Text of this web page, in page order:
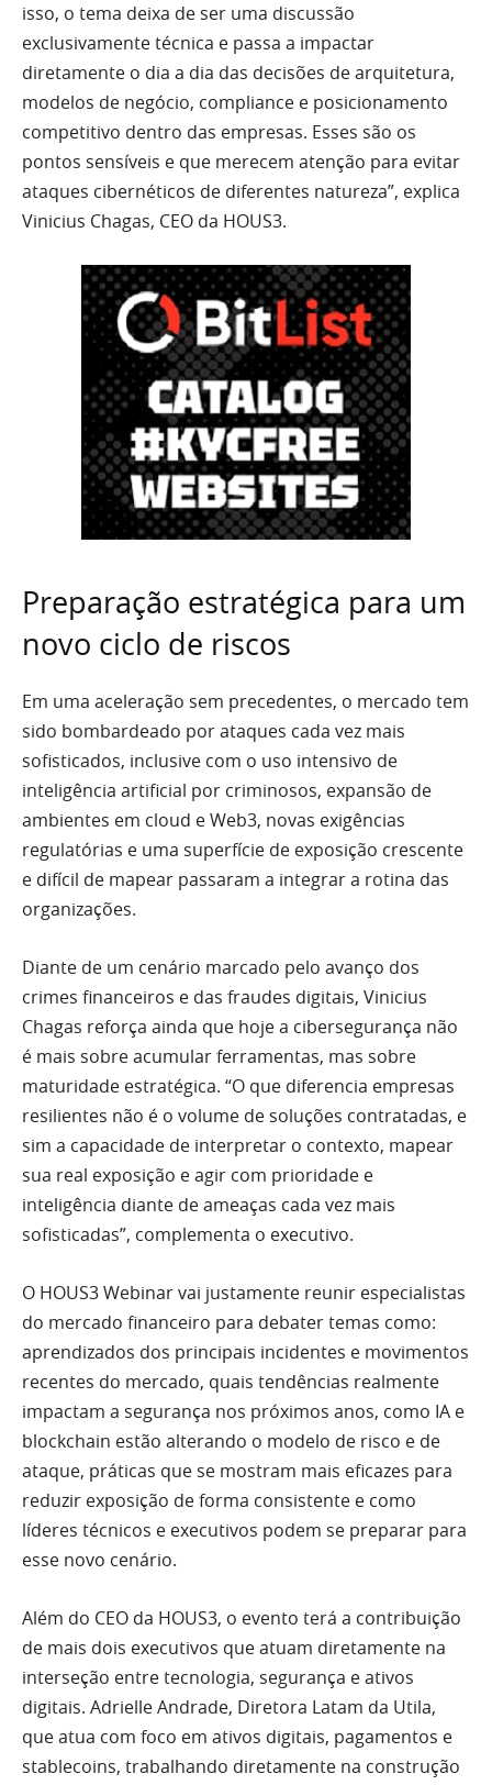
isso, o tema deixa de ser uma discussão
exclusivamente técnica e passa a impactar
diretamente o dia a dia das decisões de arquitetura,
modelos de negócio, compliance e posicionamento
competitivo dentro das empresas. Esses são os
pontos sensíveis e que merecem atenção para evitar
ataques cibernéticos de diferentes natureza”, explica
Vinicius Chagas, CEO da HOUS3.
Preparação estratégica para um
novo ciclo de riscos
Em uma aceleração sem precedentes, o mercado tem
sido bombardeado por ataques cada vez mais
sofisticados, inclusive com o uso intensivo de
inteligência artificial por criminosos, expansão de
ambientes em cloud e Web3, novas exigências
regulatórias e uma superfície de exposição crescente
e difícil de mapear passaram a integrar a rotina das
organizações.
Diante de um cenário marcado pelo avanço dos
crimes financeiros e das fraudes digitais, Vinicius
Chagas reforça ainda que hoje a cibersegurança não
é mais sobre acumular ferramentas, mas sobre
maturidade estratégica. “O que diferencia empresas
resilientes não é o volume de soluções contratadas, e
sim a capacidade de interpretar o contexto, mapear
sua real exposição e agir com prioridade e
inteligência diante de ameaças cada vez mais
sofisticadas”, complementa o executivo.
O HOUS3 Webinar vai justamente reunir especialistas
do mercado financeiro para debater temas como:
aprendizados dos principais incidentes e movimentos
recentes do mercado, quais tendências realmente
impactam a segurança nos próximos anos, como IA e
blockchain estão alterando o modelo de risco e de
ataque, práticas que se mostram mais eficazes para
reduzir exposição de forma consistente e como
líderes técnicos e executivos podem se preparar para
esse novo cenário.
Além do CEO da HOUS3, o evento terá a contribuição
de mais dois executivos que atuam diretamente na
interseção entre tecnologia, segurança e ativos
digitais. Adrielle Andrade, Diretora Latam da Utila,
que atua com foco em ativos digitais, pagamentos e
stablecoins, trabalhando diretamente na construção